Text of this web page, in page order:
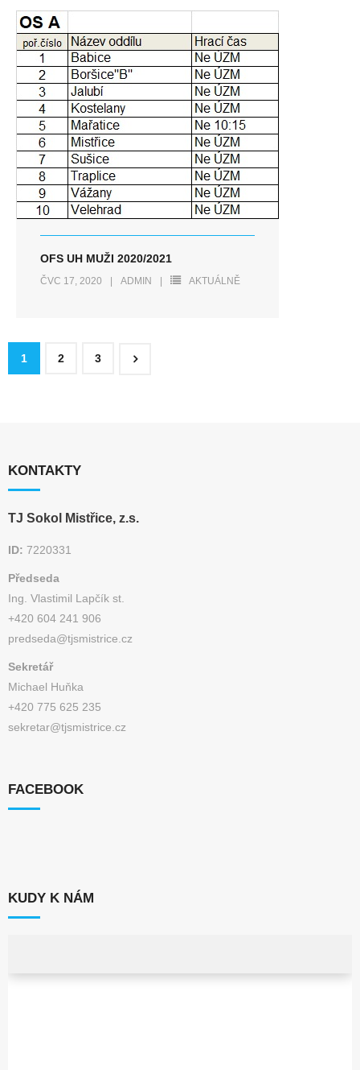
OFS UH MUŽI 2020/2021
ČVC 17, 2020 ADMIN AKTUÁLNĚ
1 2 3
KONTAKTY
TJ Sokol Mistřice, z.s.
ID: 7220331
Předseda
Ing. Vlastimil Lapčík st.
+420 604 241 906
predseda@tjsmistrice.cz
Sekretář
Michael Huňka
+420 775 625 235
sekretar@tjsmistrice.cz
FACEBOOK
KUDY K NÁM